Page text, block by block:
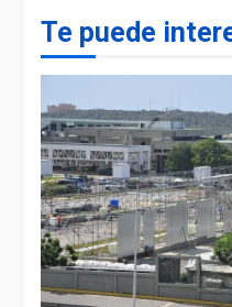
Te puede